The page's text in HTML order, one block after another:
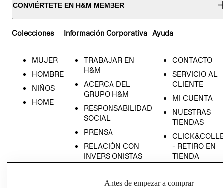
CONVIÉRTETE EN H&M MEMBER
Colecciones
MUJER
HOMBRE
NIÑOS
HOME
Información Corporativa
TRABAJAR EN
H&M
ACERCA DEL
GRUPO H&M
RESPONSABILIDAD
SOCIAL
PRENSA
RELACIÓN CON
INVERSIONISTAS
EMPRESARIAL
Ayuda
CONTACTO
SERVICIO AL
CLIENTE
MI CUENTA
NUESTRAS
TIENDAS
- RETIRO EN
TIENDA
CONDICIONES
Antes de empezar a comprar